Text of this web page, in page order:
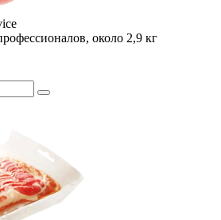
около 2,9 кг